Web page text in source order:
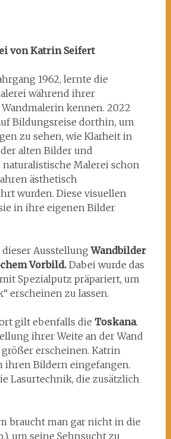
von Katrin Seifert
1962, lernte die
während ihrer
kennen. 2022
Bildungsreise dorthin, um
zu sehen, wie Klarheit in
alten Bilder und
Malerei schon
ästhetisch
wurden. Diese visuellen
in ihre eigenen Bilder
dieser AusstellungWandbilder
Vorbild.Dabei wurde das
Spezialputz präpariert, um
erscheinen zu lassen.
gilt ebenfalls die Toskana.
ihrer Weite an der Wand
erscheinen. Katrin
ihren Bildern eingefangen.
Lasurtechnik, die zusätzlich
braucht man gar nicht in die
um seine Sehnsucht zu